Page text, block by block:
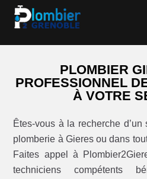
PLOMBIER
PROFESSIONNEL
À VOTRE
Êtes-vous à la recherche
plomberie à Gieres ou dans
Faites appel à
techniciens compétents